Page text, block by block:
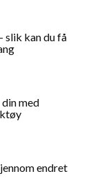
slik kan du få
med
endret